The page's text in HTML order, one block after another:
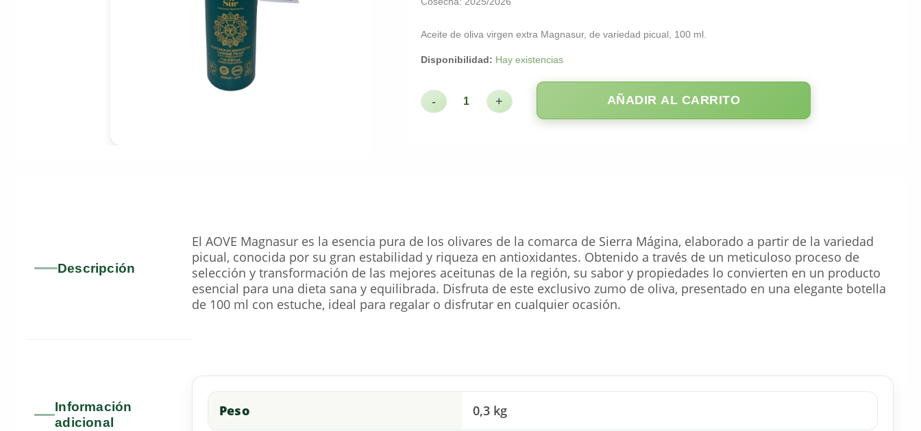
Aceite de oliva virgen extra Magnasur, de variedad picual, 100 ml.
Disponibilidad: Hay existencias
- + AÑADIR AL CARRITO
Descripción
El AOVE Magnasur es la esencia pura de los olivares de la comarca de Sierra Mágina, elaborado a partir de la variedad
picual, conocida por su gran estabilidad y riqueza en antioxidantes. Obtenido a través de un meticuloso proceso de
selección y transformación de las mejores aceitunas de la región, su sabor y propiedades lo convierten en un producto
esencial para una dieta sana y equilibrada. Disfruta de este exclusivo zumo de oliva, presentado en una elegante botella
de 100 ml con estuche, ideal para regalar o disfrutar en cualquier ocasión.
Información
adicional
Peso 0,3 kg